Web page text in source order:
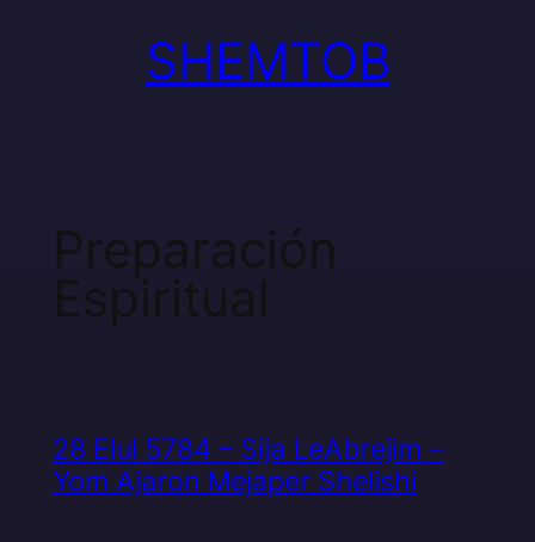
SHEMTOB
Preparación
Espiritual
28 Elul 5784 – Sija LeAbrejim –
Yom Ajaron Mejaper Shelishi